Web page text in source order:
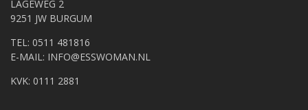
LAGEWEG 2
9251 JW BURGUM
TEL: 0511 481816
E-MAIL: INFO@ESSWOMAN.NL
KVK: 0111 2881